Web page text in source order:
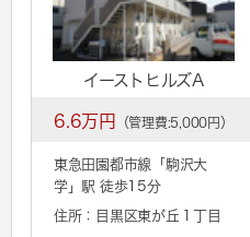
イーストヒルズA
6.6万円 （管理費:5,000円）
東急田園都市線「 駒沢大
学」駅 徒歩15分
住所：目黒区東が丘１丁目